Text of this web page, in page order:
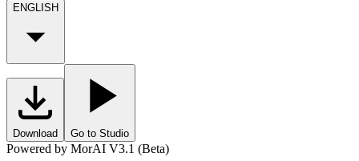
ENGLISH
Download Go to Studio
Powered by MorAI V3.1 (Beta)